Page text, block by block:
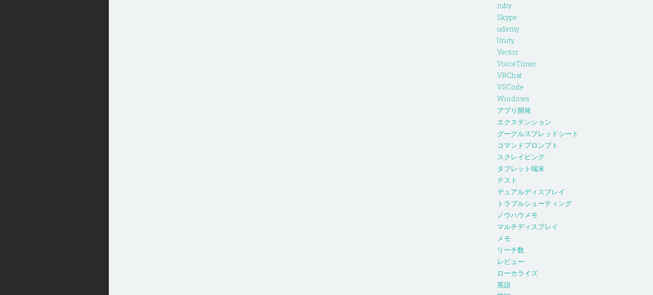
ruby
Skype
udemy
Unity
Vector
VoiceTimer
VRChat
VSCode
Windows
アプリ開発
エクステンション
グーグルスプレッドシート
コマンドプロンプト
スクレイピング
タブレット端末
テスト
デュアルディスプレイ
トラブルシューティング
ノウハウメモ
マルチディスプレイ
メモ
リーチ数
レビュー
ローカライズ
英語